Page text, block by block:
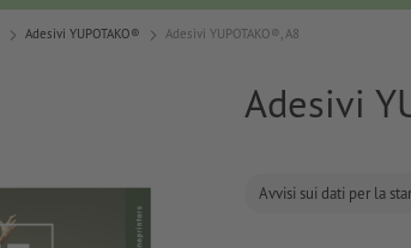
Adesivi YUPOTAKO® Adesivi YUPOTAKO®, A8
Adesivi
Avvisi sui dati per la